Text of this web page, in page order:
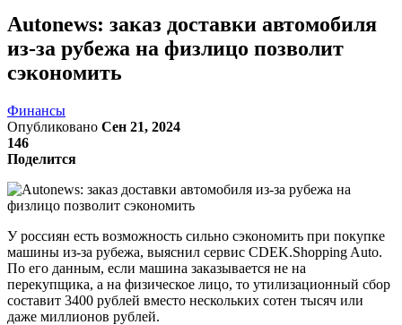
Autonews: заказ доставки автомобиля
из-за рубежа на физлицо позволит
сэкономить
Финансы
Опубликовано Сен 21, 2024
146
Поделится
У россиян есть возможность сильно сэкономить при покупке
машины из-за рубежа, выяснил сервис CDEK.Shopping Auto.
По его данным, если машина заказывается не на
перекупщика, а на физическое лицо, то утилизационный сбор
составит 3400 рублей вместо нескольких сотен тысяч или
даже миллионов рублей.